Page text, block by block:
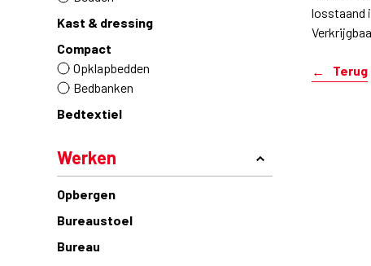
Kast & dressing
Compact
Opklapbedden
Bedbanken
Bedtextiel
Werken
Opbergen
Bureaustoel
Bureau
losstaand
Terug